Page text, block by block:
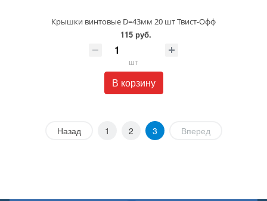
Крышки винтовые D=43мм 20 шт Твист-Офф
115 руб.
шт
В корзину
Назад 1 2 3 Вперед